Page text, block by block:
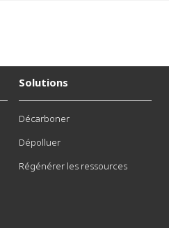
Solutions
Décarboner
Dépolluer
Régénérer les ressources